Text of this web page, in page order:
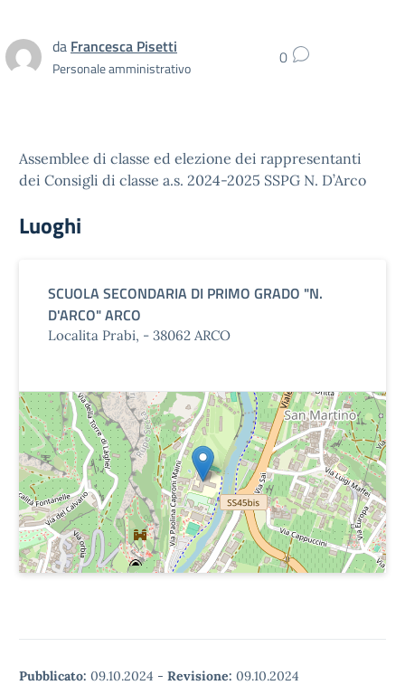
da Francesca Pisetti
Personale amministrativo 0
Assemblee di classe ed elezione dei rappresentanti
dei Consigli di classe a.s. 2024-2025 SSPG N. D’Arco
Luoghi
SCUOLA SECONDARIA DI PRIMO GRADO "N.
D'ARCO" ARCO
Localita Prabi, - 38062 ARCO
Pubblicato: 09.10.2024 - Revisione: 09.10.2024